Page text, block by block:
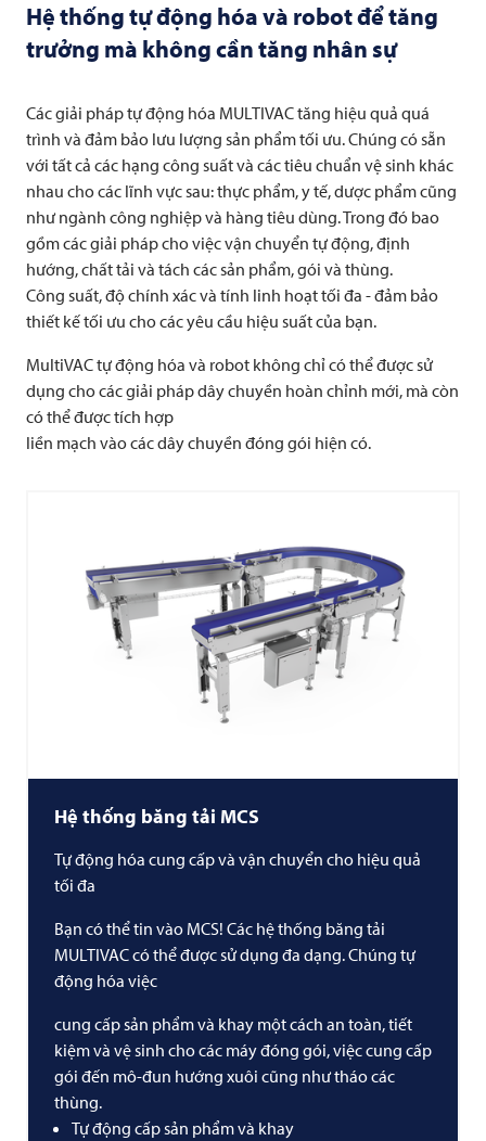
Hệ thống tự động hóa và robot để tăng
trưởng mà không cần tăng nhân sự
Các giải pháp tự động hóa MULTIVACtăng hiệu quả quá
trình và đảm bảo lưu lượng sản phẩm tối ưu. Chúng có sẵn
với tất cả các hạng công suất và các tiêu chuẩn vệ sinh khác
nhau cho các lĩnh vực sau: thực phẩm, y tế, dược phẩm cũng
như ngành công nghiệp và hàng tiêu dùng. Trong đó bao
gồm các giải pháp cho việc vận chuyển tự động, định
hướng, chất tải và tách các sản phẩm, gói và thùng.
Công suất, độ chính xác và tính linh hoạt tối đa - đảm bảo
thiết kế tối ưu cho các yêu cầu hiệu suất của bạn.
MultiVAC tự động hóa và robot không chỉ có thể được sử
dụng cho các giải pháp dây chuyền hoàn chỉnh mới, mà còn
có thể được tích hợp
liền mạch vào các dây chuyền đóng gói hiện có.
Hệ thống băng tải MCS
Tự động hóa cung cấp và vận chuyển cho hiệu quả
tối đa
Bạn có thể tin vào MCS! Các hệ thống băng tải
MULTIVACcó thể được sử dụng đa dạng. Chúng tự
động hóa việc
cung cấp sản phẩm và khay một cách an toàn, tiết
kiệm và vệ sinh cho các máy đóng gói, việc cung cấp
gói đến mô-đun hướng xuôi cũng như tháo các
thùng.
Tự động cấp sản phẩm và khay